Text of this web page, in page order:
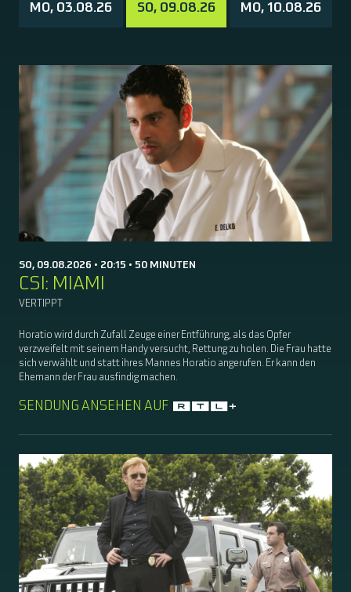
MO, 03.08.26 SO, 09.08.26 MO, 10.08.26
SO, 09.08.2026 • 20:15 • 50 MINUTEN
CSI: MIAMI
VERTIPPT
Horatio wird durch Zufall Zeuge einer Entführung, als das Opfer
verzweifelt mit seinem Handy versucht, Rettung zu holen. Die Frau hatte
sich verwählt und statt ihres Mannes Horatio angerufen. Er kann den
Ehemann der Frau ausfindig machen.
SENDUNG ANSEHEN AUF